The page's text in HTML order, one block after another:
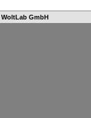
WoltLab GmbH